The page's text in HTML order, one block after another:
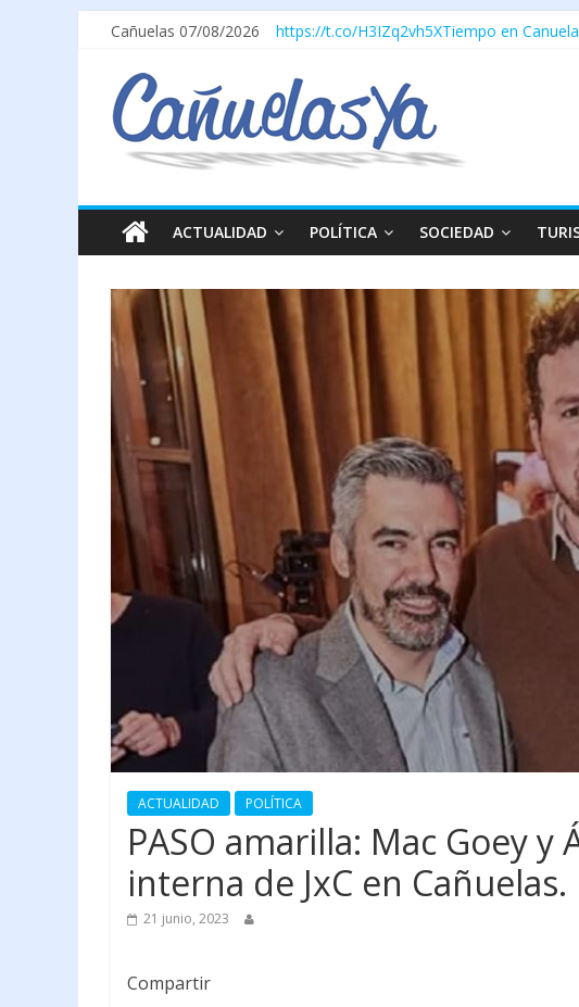
Cañuelas 07/08/2026 https://t.co/H3IZq2vh5XTiempo en
ACTUALIDAD POLÍTICA SOCIEDAD
ACTUALIDAD POLÍTICA
PASO amarilla: Mac Goey y
interna de JxC en Cañuelas.
21 junio, 2023
Compartir